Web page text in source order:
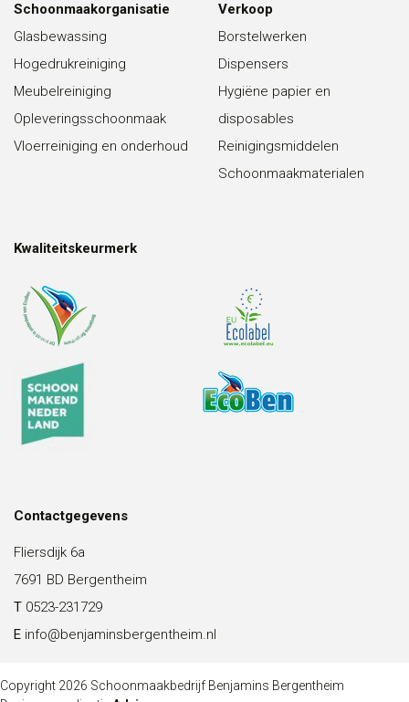
Schoonmaakorganisatie
Glasbewassing
Hogedrukreiniging
Meubelreiniging
Opleveringsschoonmaak
Vloerreiniging en onderhoud
Verkoop
Borstelwerken
Dispensers
Hygiëne papier en
disposables
Reinigingsmiddelen
Schoonmaakmaterialen
Kwaliteitskeurmerk
Contactgegevens
Fliersdijk 6a
7691 BD Bergentheim
T 0523-231729
E info@benjaminsbergentheim.nl
Copyright 2026 Schoonmaakbedrijf Benjamins Bergentheim